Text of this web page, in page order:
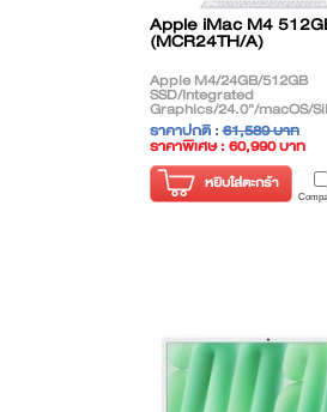
Apple iMac M4
(MCR24TH/A)
Apple M4/24GB/512GB
SSD/Integrated
Graphics/24.0"/macOS/
ราคาปกติ :61,589 บาท
ราคาพิเศษ : 60,990 บาท
( ราคาไม่รวมภาษี )
หยิบใส่ตะกร้า